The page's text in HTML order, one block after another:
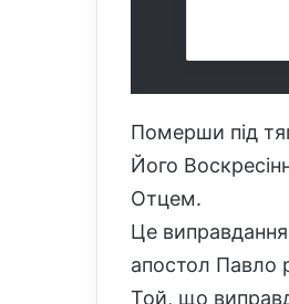
Померши під
Його
Отцем.
Це
апостол Павло
Той, що